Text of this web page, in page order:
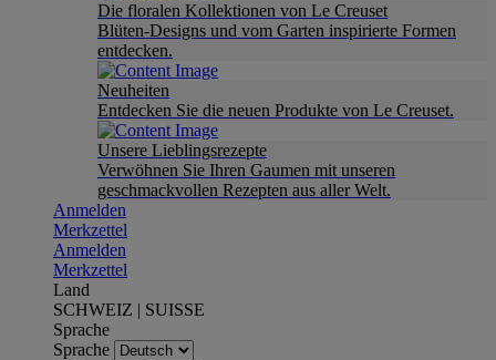
Die floralen Kollektionen von Le Creuset
Blüten-Designs und vom Garten inspirierte Formen
entdecken.
Neuheiten
Entdecken Sie die neuen Produkte von Le Creuset.
Unsere Lieblingsrezepte
Verwöhnen Sie Ihren Gaumen mit unseren
geschmackvollen Rezepten aus aller Welt.
Anmelden
Merkzettel
Anmelden
Merkzettel
Land
SCHWEIZ | SUISSE
Sprache
Sprache